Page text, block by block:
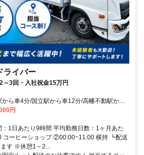
ライバー
～3回・入社祝金15万円
ら車4分/国立駅から車12分/高幡不動駅から7
円
1日あたり9時間 平均勤務日数：1ヶ月あた
コーヒーショップ ②00:00~11:00 横持 ┗配送
す ※休憩1～2...